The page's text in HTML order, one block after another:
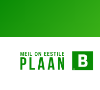
juurde